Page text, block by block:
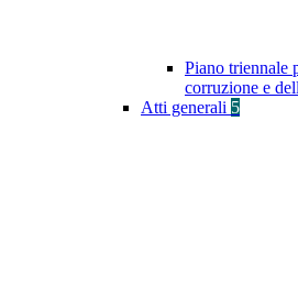
Piano triennale
corruzione e
Atti generali 5